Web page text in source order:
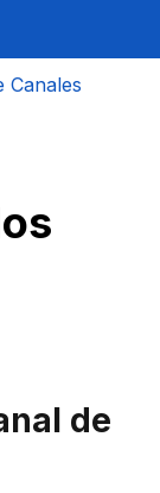
Canales
de